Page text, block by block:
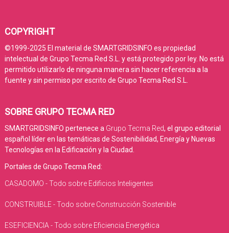
COPYRIGHT
©1999-2025 El material de SMARTGRIDSINFO es propiedad
intelectual de Grupo Tecma Red S.L. y está protegido por ley. No está
permitido utilizarlo de ninguna manera sin hacer referencia a la
fuente y sin permiso por escrito de Grupo Tecma Red S.L.
SOBRE GRUPO TECMA RED
SMARTGRIDSINFO pertenece a Grupo Tecma Red, el grupo editorial
español líder en las temáticas de Sostenibilidad, Energía y Nuevas
Tecnologías en la Edificación y la Ciudad.
Portales de Grupo Tecma Red:
CASADOMO - Todo sobre Edificios Inteligentes
CONSTRUIBLE - Todo sobre Construcción Sostenible
ESEFICIENCIA - Todo sobre Eficiencia Energética